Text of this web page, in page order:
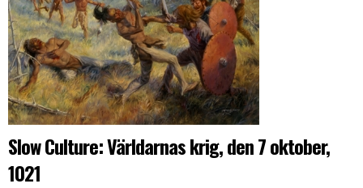
Slow Culture: Världarnas krig, den 7 oktober,
1021